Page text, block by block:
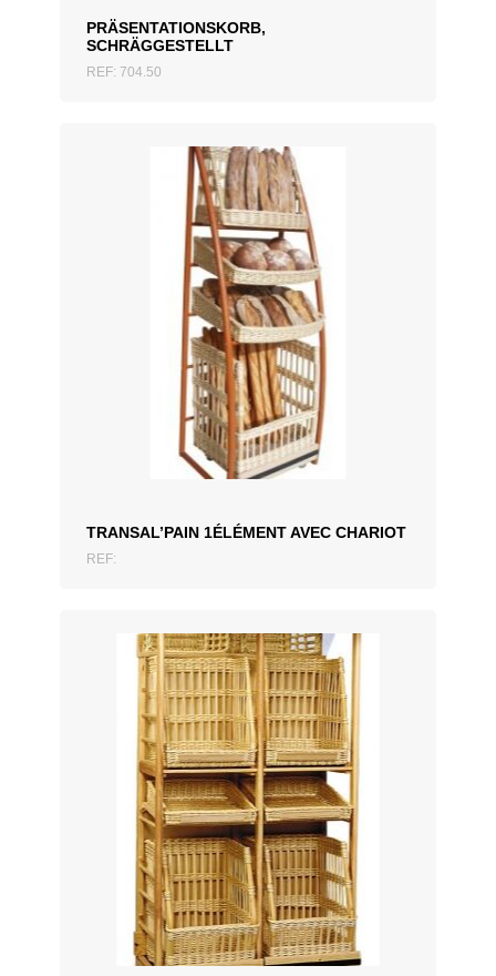
PRÄSENTATIONSKORB,
SCHRÄGGESTELLT
REF: 704.50
TRANSAL’PAIN 1ÉLÉMENT AVEC CHARIOT
REF:
ZUM ANGEBOT HINZUFÜGEN